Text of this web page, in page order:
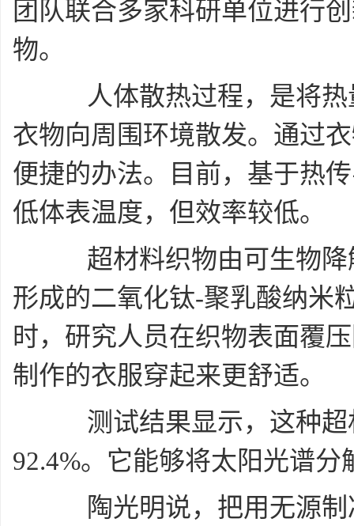
团队联合多家科研单位进行
物。
人体散热过程，是将热
衣物向周围环境散发。通过
便捷的办法。目前，基于热
低体表温度，但效率较低。
超材料织物由可生物降
形成的二氧化钛-聚乳酸纳米
时，研究人员在织物表面覆
制作的衣服穿起来更舒适。
测试结果显示，这种超
92.4%。它能够将太阳光谱
陶光明说，把用无源制